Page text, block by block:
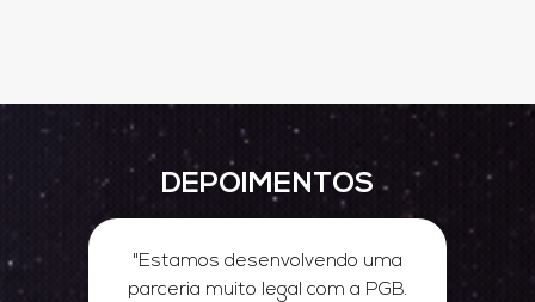
DEPOIMENTOS
"Estamos desenvolvendo uma
parceria muito legal com a PGB.